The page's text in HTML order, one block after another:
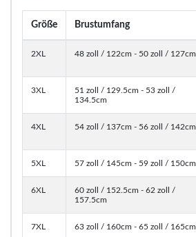
Größe Brustumfang
2XL 48 zoll / 122cm - 50 zoll / 127cm
3XL
51 zoll / 129.5cm - 53 zoll /
134.5cm
4XL 54 zoll / 137cm - 56 zoll / 142cm
5XL 57 zoll / 145cm - 59 zoll / 150cm
6XL
60 zoll / 152.5cm - 62 zoll /
157.5cm
7XL 63 zoll / 160cm - 65 zoll / 165cm